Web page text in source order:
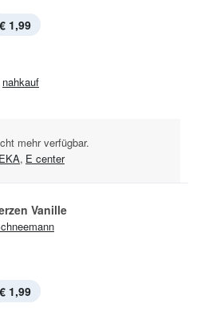
€ 1,99
nahkauf
mehr verfügbar.
, E center
Vanille
€ 1,99